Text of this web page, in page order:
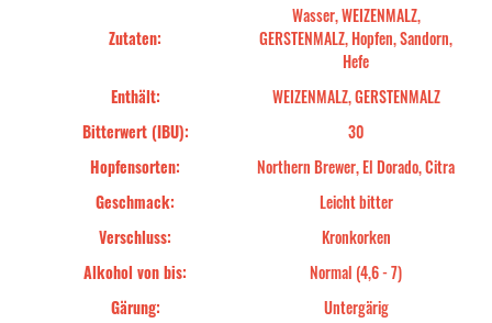
Zutaten:
Wasser, WEIZENMALZ,
GERSTENMALZ, Hopfen, Sandorn,
Hefe
Enthält:
WEIZENMALZ, GERSTENMALZ
Bitterwert (IBU):
30
Hopfensorten:
Northern Brewer, El Dorado, Citra
Geschmack:
Leicht bitter
Verschluss:
Kronkorken
Alkohol von bis:
Normal (4,6 - 7)
Gärung:
Untergärig